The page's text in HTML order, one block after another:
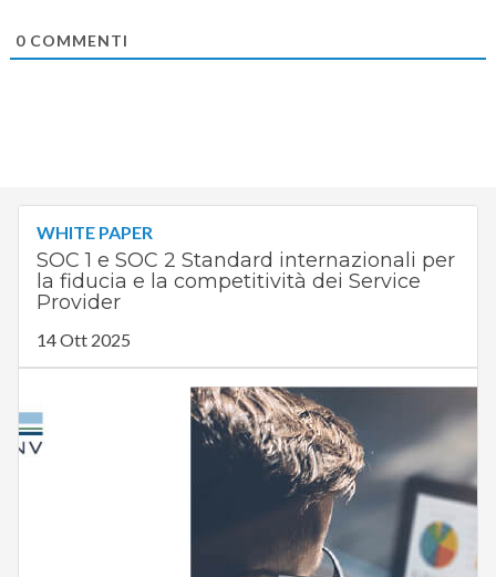
0COMMENTI
WHITE PAPER
SOC 1 e SOC 2 Standard internazionali per
la fiducia e la competitività dei Service
Provider
14 Ott 2025